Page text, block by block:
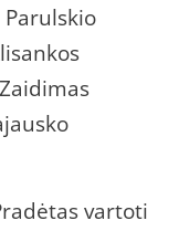
vartoti